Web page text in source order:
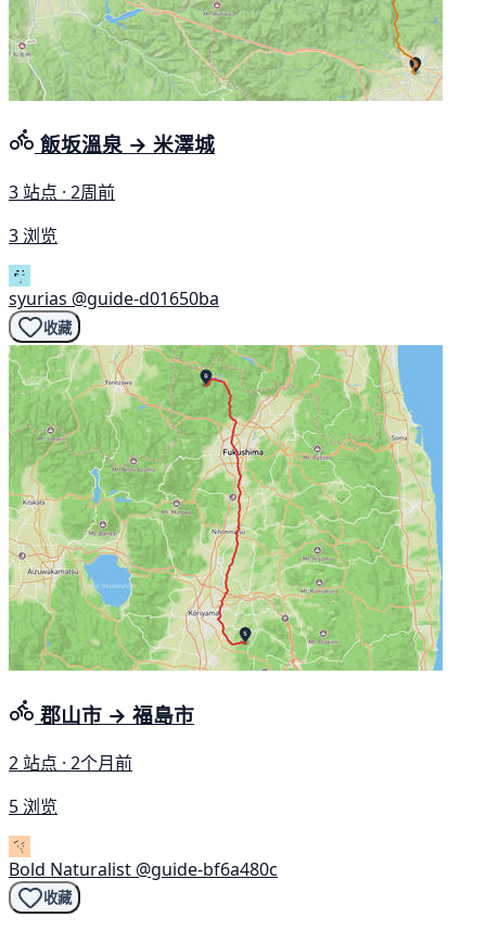
飯坂溫泉 → 米澤城
3 站点 · 2周前
3 浏览
syurias @guide-d01650ba
收藏
郡山市 → 福島市
2 站点 · 2个月前
5 浏览
Bold Naturalist @guide-bf6a480c
收藏